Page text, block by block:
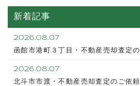
新着記事
2026.08.07
函館市港町３丁目・不動産売却査定
2026.08.07
北斗市市渡・不動産売却査定のご依頼